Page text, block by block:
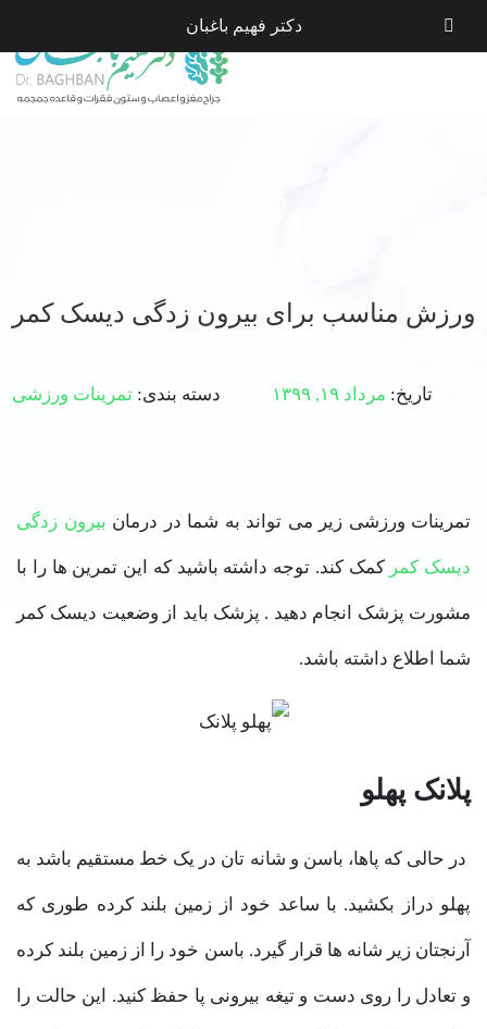
دکتر فهیم باغبان
ورزش مناسب برای بیرون زدگی دیسک کمر
تاریخ: مرداد ۱۹, ۱۳۹۹ دسته بندی:تمرینات ورزشی
تمرینات ورزشی زیر می تواند به شما در درمان بیرون زدگی
دیسک کمر کمک کند. توجه داشته باشید که این تمرین ها را با
مشورت پزشک انجام دهید . پزشک باید از وضعیت دیسک کمر
شما اطلاع داشته باشد.
پلانک پهلو
در حالی که پاها، باسن و شانه تان در یک خط مستقیم باشد به
پهلو دراز بکشید. با ساعد خود از زمین بلند کرده طوری که
آرنجتان زیر شانه ها قرار گیرد. باسن خود را از زمین بلند کرده
و تعادل را روی دست و تیغه بیرونی پا حفظ کنید. این حالت را